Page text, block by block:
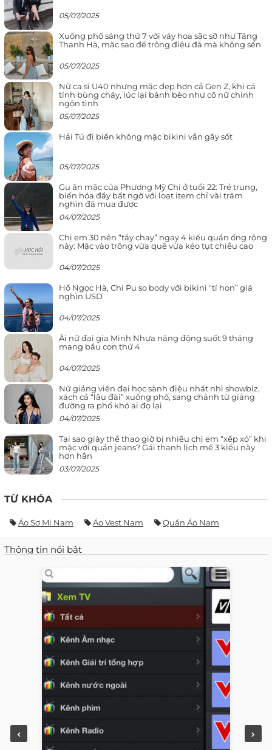
05/07/2025
Xuống phố sáng thứ 7 với váy hoa sặc sỡ như Tăng
Thanh Hà, mặc sao để trông điệu đà mà không sến
05/07/2025
Nữ ca sĩ U40 nhưng mặc đẹp hơn cả Gen Z, khi cá
tính bùng cháy, lúc lại bánh bèo như cô nữ chính
ngôn tình
05/07/2025
Hải Tú đi biển không mặc bikini vẫn gây sốt
05/07/2025
Gu ăn mặc của Phương Mỹ Chi ở tuổi 22: Trẻ trung,
biến hóa đầy bất ngờ với loạt item chỉ vài trăm
nghìn đã mua được
04/07/2025
Chị em 30 nên “tẩy chay” ngay 4 kiểu quần ống rộng
này: Mặc vào trông vừa quê vừa kéo tụt chiều cao
04/07/2025
Hồ Ngọc Hà, Chi Pu so body với bikini “tí hon” giá
nghìn USD
04/07/2025
Ái nữ đại gia Minh Nhựa năng động suốt 9 tháng
mang bầu con thứ 4
04/07/2025
Nữ giảng viên đại học sành điệu nhất nhì showbiz,
xách cả “lâu đài” xuống phố, sang chảnh từ giảng
đường ra phố khó ai đọ lại
04/07/2025
Tại sao giày thể thao giờ bị nhiều chị em “xếp xó” khi
mặc với quần jeans? Gái thanh lịch mê 3 kiểu này
hơn hẳn
03/07/2025
TỪ KHÓA
Áo Sơ Mi Nam Áo Vest Nam Quần Áo Nam
Thông tin nổi bật